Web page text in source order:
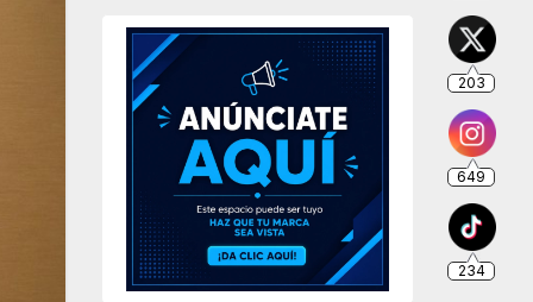
203
649
234